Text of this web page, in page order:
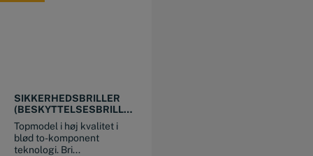
SIKKERHEDSBRILLER
(BESKYTTELSESBRILLE)
KLART GLAS 620
Topmodel i høj kvalitet i
blød to-komponent
teknologi. Bri...